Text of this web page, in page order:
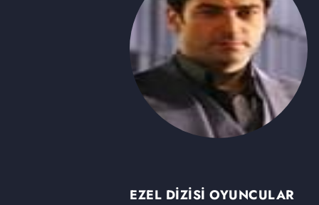
EZEL DİZİSİ OYUNCULAR